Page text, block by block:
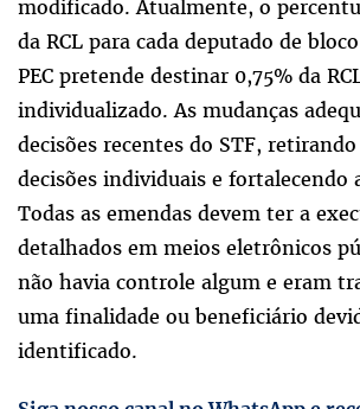
modificado. Atualmente, o
da RCL para cada deputado de
PEC pretende destinar 0,75% da
individualizado. As mudanças
decisões recentes do STF, retirando
decisões individuais e fortalecendo
Todas as emendas devem ter a
detalhados em meios eletrônicos
não havia controle algum e eram
uma finalidade ou beneficiário
identificado.